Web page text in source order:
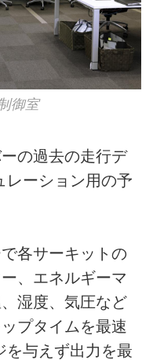
御室
の過去の走行デ
レーション用の予
各サーキットの
、エネルギーマ
湿度、気圧など
プタイムを最速
を与えず出力を最